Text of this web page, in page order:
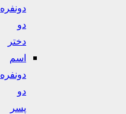
دونفره
دو
دختر
اسم
دونفره
دو
پسر